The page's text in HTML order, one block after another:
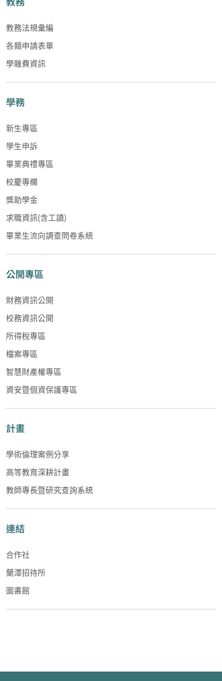
教務法規彙編
各類申請表單
學雜費資訊
學務
新生專區
學生申訴
畢業典禮專區
校慶專欄
獎助學金
求職資訊(含工讀)
畢業生流向調查問卷系統
公開專區
財務資訊公開
校務資訊公開
所得稅專區
檔案專區
智慧財產權專區
資安暨個資保護專區
計畫
學術倫理案例分享
高等教育深耕計畫
教師專長暨研究查詢系統
連結
合作社
蘭潭招待所
圖書館